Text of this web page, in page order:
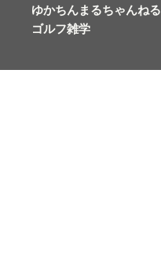
ゆかちんまるちゃんねる
ゴルフ雑学